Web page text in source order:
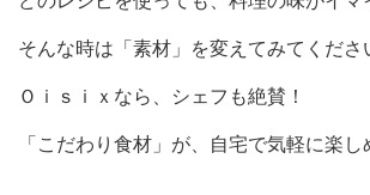
そんな時は「素材」を変えてみてくださ
Ｏｉｓｉｘなら、シェフも絶賛！
「こだわり食材」が、自宅で気軽に楽し